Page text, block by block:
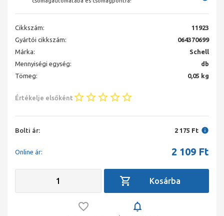
Cikkszám:
11923
Gyártói cikkszám:
064370699
Márka:
Schell
Mennyiségi egység:
db
Tömeg:
0,05 kg
Értékelje elsőként
Bolti ár: 2 175 Ft
Online ár: 2 109 Ft